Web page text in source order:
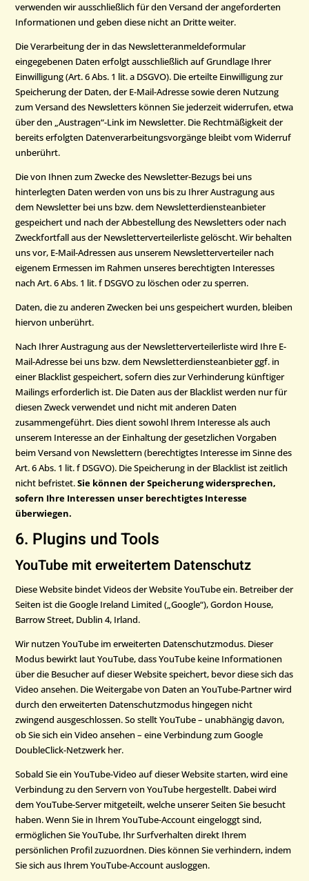
verwenden wir ausschließlich für den Versand der angeforderten
Informationen und geben diese nicht an Dritte weiter.
Die Verarbeitung der in das Newsletteranmeldeformular
eingegebenen Daten erfolgt ausschließlich auf Grundlage Ihrer
Einwilligung (Art. 6 Abs. 1 lit. a DSGVO). Die erteilte Einwilligung zur
Speicherung der Daten, der E-Mail-Adresse sowie deren Nutzung
zum Versand des Newsletters können Sie jederzeit widerrufen, etwa
über den „Austragen“-Link im Newsletter. Die Rechtmäßigkeit der
bereits erfolgten Datenverarbeitungsvorgänge bleibt vom Widerruf
unberührt.
Die von Ihnen zum Zwecke des Newsletter-Bezugs bei uns
hinterlegten Daten werden von uns bis zu Ihrer Austragung aus
dem Newsletter bei uns bzw. dem Newsletterdiensteanbieter
gespeichert und nach der Abbestellung des Newsletters oder nach
Zweckfortfall aus der Newsletterverteilerliste gelöscht. Wir behalten
uns vor, E-Mail-Adressen aus unserem Newsletterverteiler nach
eigenem Ermessen im Rahmen unseres berechtigten Interesses
nach Art. 6 Abs. 1 lit. f DSGVO zu löschen oder zu sperren.
Daten, die zu anderen Zwecken bei uns gespeichert wurden, bleiben
hiervon unberührt.
Nach Ihrer Austragung aus der Newsletterverteilerliste wird Ihre E-
Mail-Adresse bei uns bzw. dem Newsletterdiensteanbieter ggf. in
einer Blacklist gespeichert, sofern dies zur Verhinderung künftiger
Mailings erforderlich ist. Die Daten aus der Blacklist werden nur für
diesen Zweck verwendet und nicht mit anderen Daten
zusammengeführt. Dies dient sowohl Ihrem Interesse als auch
unserem Interesse an der Einhaltung der gesetzlichen Vorgaben
beim Versand von Newslettern (berechtigtes Interesse im Sinne des
Art. 6 Abs. 1 lit. f DSGVO). Die Speicherung in der Blacklist ist zeitlich
nicht befristet.Sie können der Speicherung widersprechen,
sofern Ihre Interessen unser berechtigtes Interesse
überwiegen.
6. Plugins und Tools
YouTube mit erweitertem Datenschutz
Diese Website bindet Videos der Website YouTube ein. Betreiber der
Seiten ist die Google Ireland Limited („Google“), Gordon House,
Barrow Street, Dublin 4, Irland.
Wir nutzen YouTube im erweiterten Datenschutzmodus. Dieser
Modus bewirkt laut YouTube, dass YouTube keine Informationen
über die Besucher auf dieser Website speichert, bevor diese sich das
Video ansehen. Die Weitergabe von Daten an YouTube-Partner wird
durch den erweiterten Datenschutzmodus hingegen nicht
zwingend ausgeschlossen. So stellt YouTube – unabhängig davon,
ob Sie sich ein Video ansehen – eine Verbindung zum Google
DoubleClick-Netzwerk her.
Sobald Sie ein YouTube-Video auf dieser Website starten, wird eine
Verbindung zu den Servern von YouTube hergestellt. Dabei wird
dem YouTube-Server mitgeteilt, welche unserer Seiten Sie besucht
haben. Wenn Sie in Ihrem YouTube-Account eingeloggt sind,
ermöglichen Sie YouTube, Ihr Surfverhalten direkt Ihrem
persönlichen Profil zuzuordnen. Dies können Sie verhindern, indem
Sie sich aus Ihrem YouTube-Account ausloggen.